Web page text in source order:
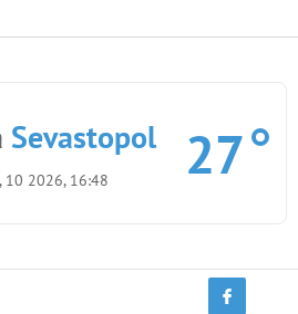
Sevastopol
10 2026, 16:48 27